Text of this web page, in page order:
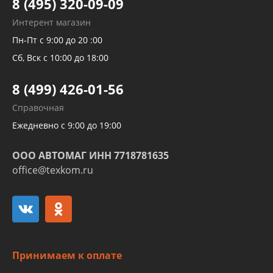
Рукавов гидроусилителей
Рукавов компрессоров и турбин
Трубок кондиционеров
Развертка пайка медных стальных
алюминиевых трубок и штуцеров
8 (495) 320-09-09
Интерент магазин
Пн-Пт с 9:00 до 20 :00
Сб, Вск с 10:00 до 18:00
8 (499) 426-01-56
Справочная
Ежедневно с 9:00 до 19:00
ООО АВТОМАГ ИНН 7718781635
office@texkom.ru
Принимаем к оплате